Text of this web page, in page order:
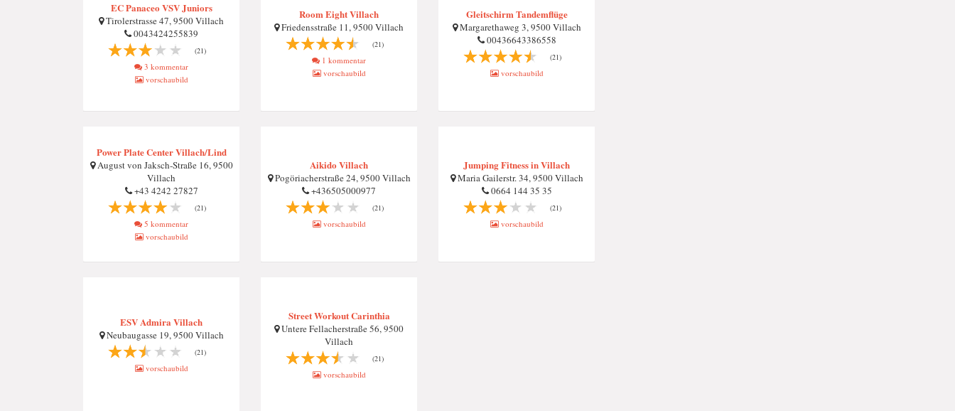
EC Panaceo VSV Juniors
Tirolerstrasse 47, 9500 Villach
0043424255839
(21)
3 kommentar
vorschaubild
Room Eight Villach
Friedensstraße 11, 9500 Villach
(21)
1 kommentar
vorschaubild
Gleitschirm Tandemflüge
Margarethaweg 3, 9500 Villach
00436643386558
(21)
vorschaubild
Power Plate Center Villach/Lind
August von Jaksch-Straße 16, 9500
Villach
+43 4242 27827
(21)
5 kommentar
vorschaubild
Aikido Villach
Pogöriacherstraße 24, 9500 Villach
+436505000977
(21)
vorschaubild
Jumping Fitness in Villach
Maria Gailerstr. 34, 9500 Villach
0664 144 35 35
(21)
vorschaubild
ESV Admira Villach
Neubaugasse 19, 9500 Villach
(21)
vorschaubild
Street Workout Carinthia
Untere Fellacherstraße 56, 9500
Villach
(21)
vorschaubild